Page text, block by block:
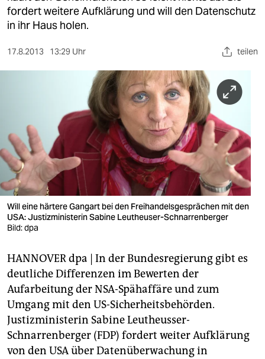
kultur
sport
wahrheit
verlag
verlag
veranstaltungen
shop
fragen & hilfe
unterstützen
abo
genossenschaft
epaper login
fordert weitere Aufklärung und will den Datenschutz
in ihr Haus holen.
17.8.2013 13:29 Uhr teilen
Will eine härtere Gangart bei den Freihandelsgesprächen mit den
USA: Justizministerin Sabine Leutheuser-Schnarrenberger
Bild: dpa
HANNOVER dpa | In der Bundesregierung gibt es
deutliche Differenzen im Bewerten der
Aufarbeitung der NSA-Spähaffäre und zum
Umgang mit den US-Sicherheitsbehörden.
Justizministerin Sabine Leutheusser-
Schnarrenberger (FDP) fordert weiter Aufklärung
von den USA über Datenüberwachung in